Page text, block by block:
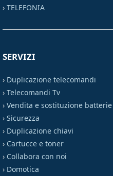
› TELEFONIA
SERVIZI
› Duplicazione telecomandi
› Telecomandi Tv
› Vendita e sostituzione batterie
› Sicurezza
› Duplicazione chiavi
› Cartucce e toner
› Collabora con noi
› Domotica